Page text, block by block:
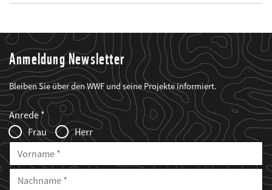
Anmeldung Newsletter
Bleiben Sie über den WWF und seine Projekte informiert.
Web2Case
Infofelder
Fieldset
anrede_name
Anrede
Frau
Herr
Vorname
Nachname